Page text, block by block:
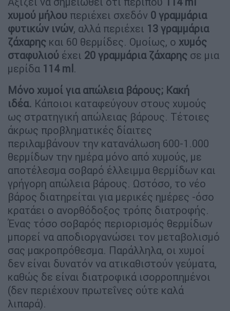
χυμού μήλου περιέχει σχεδόν 0 γραμμάρια
φυτικών ινών, αλλά περιέχει 13 γραμμάρια
ζάχαρης και 60 θερμίδες. Ομοίως, ο χυμός
σταφυλιού έχει 20 γραμμάρια ζάχαρης σε μια
μερίδα 114 ml .
Μόνο χυμοί για απώλεια βάρους; Κακή
ιδέα. Κάποιοι καταφεύγουν στους χυμούς
ως στρατηγική απώλειας βάρους. Τέτοιες
άκρως προβληματικές δίαιτες
περιλαμβάνουν την κατανάλωση 600-1.000
θερμίδων την ημέρα μόνο από χυμούς, με
αποτέλεσμα σοβαρό έλλειμμα θερμίδων και
γρήγορη απώλεια βάρους. Ωστόσο, το νέο
βάρος διατηρείται για μερικές ημέρες -όσο
κρατάει ο ανορθόδοξος τρόπς διατροφής.
Ένας τόσο σοβαρός περιορισμός θερμίδων
μπορεί να αποδιοργανώσει τον μεταβολισμό
σας μακροπρόθεσμα. Παράλληλα, οι χυμοί
δεν είναι δυνατόν να ατικαθιστούν γεύματα,
καθώς δε είναι διατροφικά ισορροπημένοι
(δεν περιέχουν πρωτεΐνες ούτε καλά
λιπαρά).